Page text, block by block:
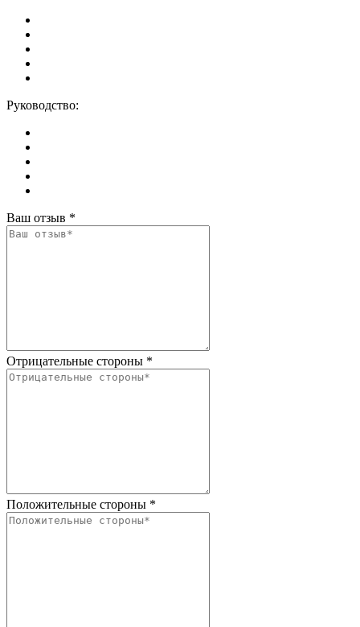
Руководство:
Ваш отзыв *
Отрицательные стороны *
Положительные стороны *